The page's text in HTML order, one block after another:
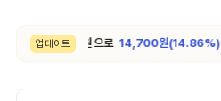
업데이트
→ 84,200원 으로 14,700원(14.86%) 하락